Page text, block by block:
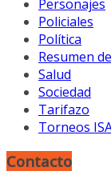
Personajes
Policiales
Política
Resumen
Salud
Sociedad
Tarifazo
Torneos
Contacto